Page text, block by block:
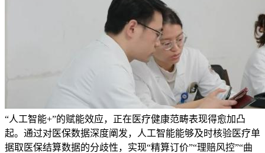
“人工智能+”的赋能效应，正在医疗健康范畴表现得愈加凸
起。通过对医保数据深度阐发，人工智能能够及时核验医疗单
据取医保结算数据的分歧性，实现“精算订价”“理赔风控”“曲